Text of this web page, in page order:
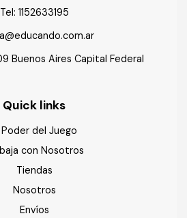
Tel: 1152633195
Buenos Aires Capital Federal
Quick links
Poder del Juego
con Nosotros
Tiendas
Nosotros
Envíos